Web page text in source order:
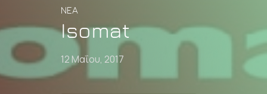
ΝΈΑ
Isomat
12 Μαΐου, 2017